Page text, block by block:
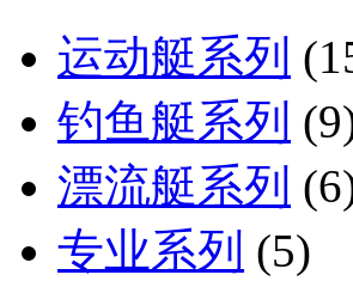
运动艇系列
钓鱼艇系列
漂流艇系列
专业系列 (5)